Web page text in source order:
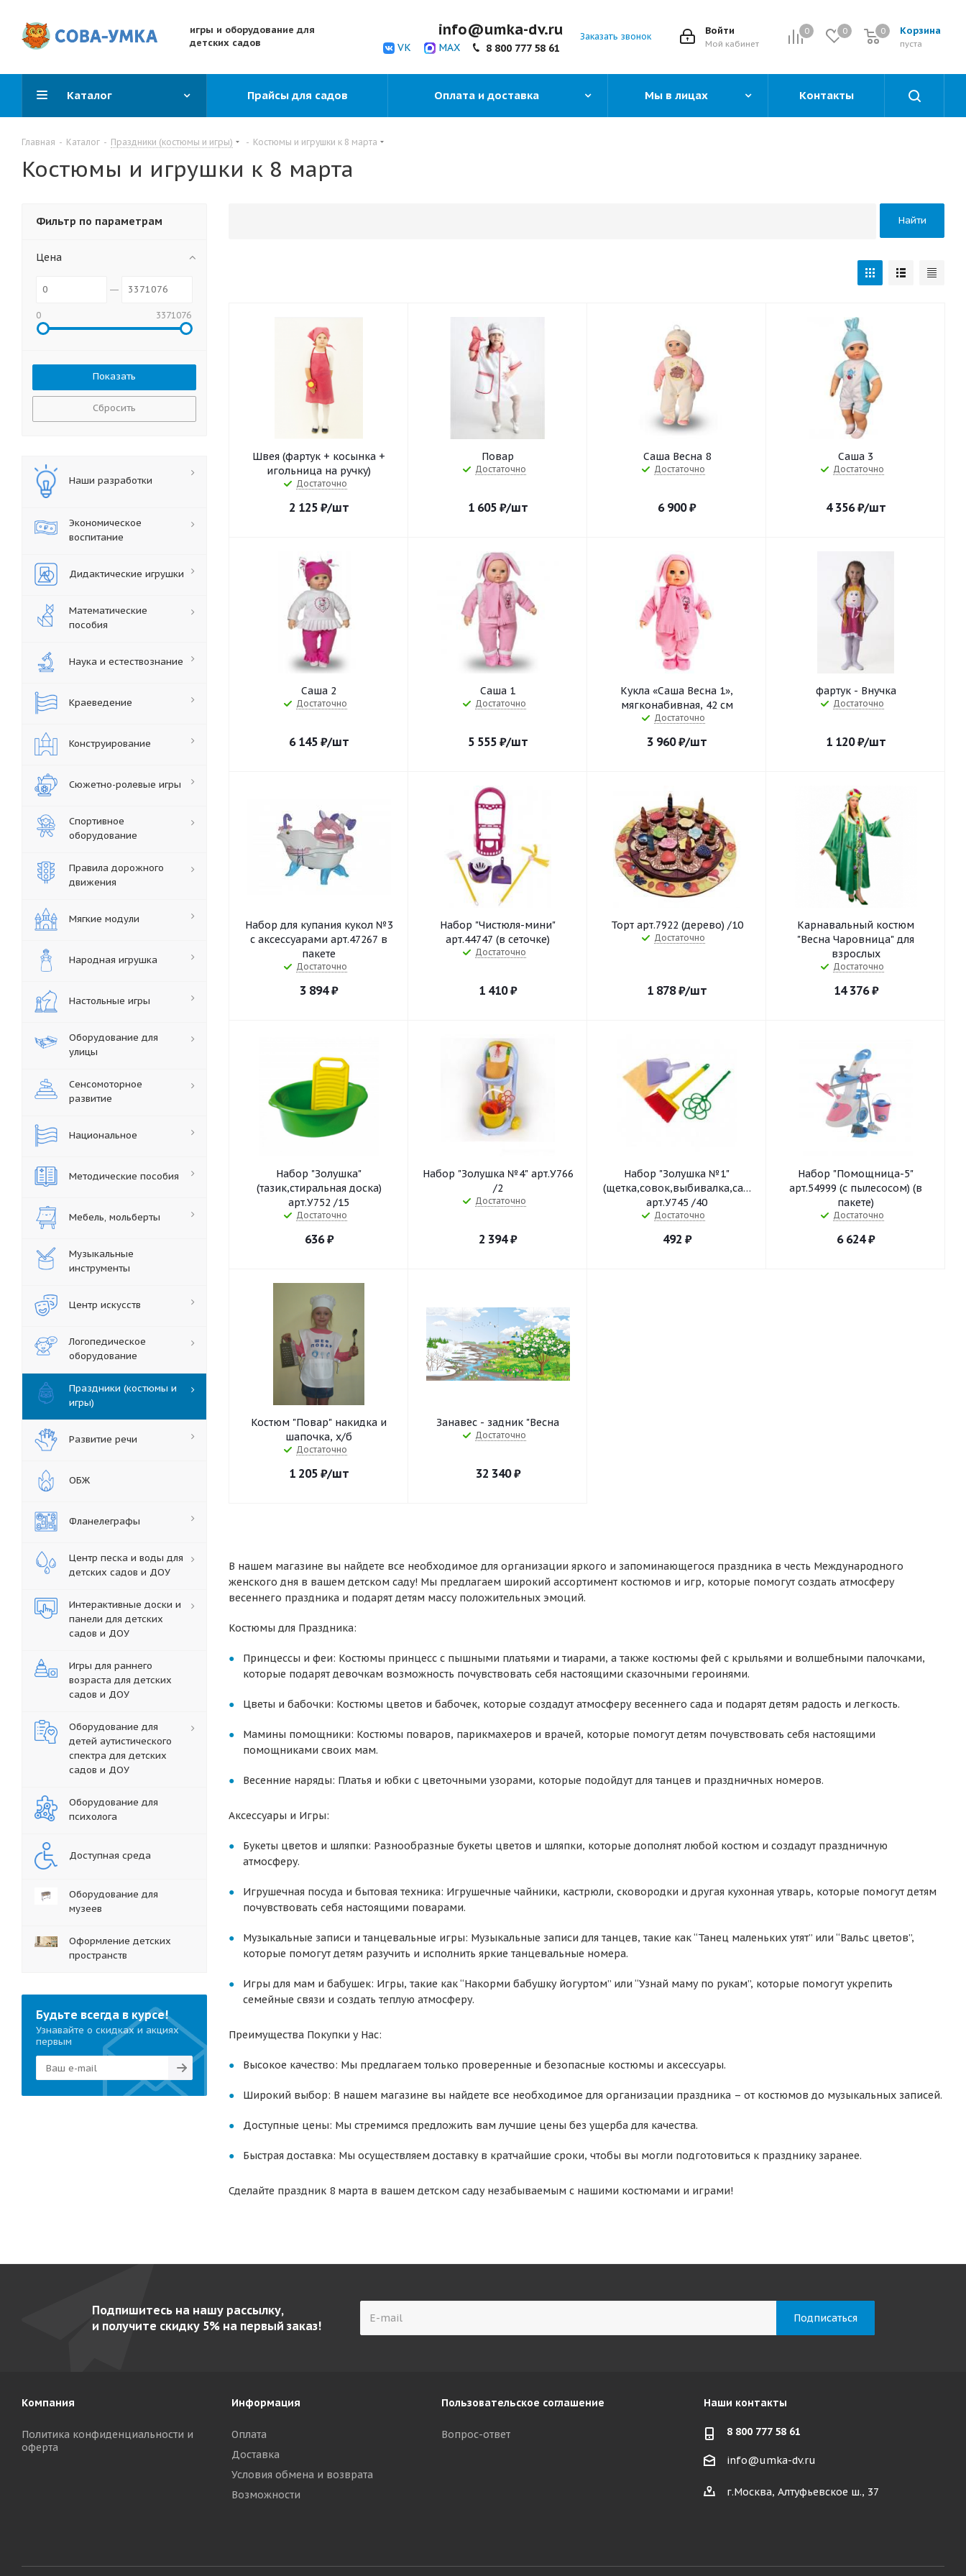
игры и оборудование для
детских садов
0 0 Корзина
0
пуста
0
Войти
Мой кабинет
VK MAX
info@umka-dv.ru
8 800 777 58 61
Заказать звонок
Каталог Прайсы для садов Оплата и доставка Мы в лицах Контакты
Главная - Каталог - Праздники (костюмы и игры) - Костюмы и игрушки к 8 марта
Костюмы и игрушки к 8 марта
Найти
Швея (фартук + косынка +
игольница на ручку)
Достаточно
2 125₽/шт
Повар
Достаточно
1 605₽/шт
Саша Весна 8
Достаточно
6 900₽
Саша 3
Достаточно
4 356₽/шт
Саша 2
Достаточно
6 145₽/шт
Саша 1
Достаточно
5 555₽/шт
Кукла «Саша Весна 1»,
мягконабивная, 42 см
Достаточно
3 960₽/шт
фартук - Внучка
Достаточно
1 120₽/шт
Набор для купания кукол №3
с аксессуарами арт.47267 в
пакете
Достаточно
3 894₽
Набор "Чистюля-мини"
арт.44747 (в сеточке)
Достаточно
1 410₽
Торт арт.7922 (дерево) /10
Достаточно
1 878₽/шт
Карнавальный костюм
"Весна Чаровница" для
взрослых
Достаточно
14 376₽
Набор "Золушка"
(тазик,стиральная доска)
арт.У752 /15
Достаточно
636₽
Набор "Золушка №4" арт.У766
/2
Достаточно
2 394₽
Набор "Золушка №1"
(щетка,совок,выбивалка,салфетка)
арт.У745 /40
Достаточно
492 ₽
Набор "Помощница-5"
арт.54999 (с пылесосом) (в
пакете)
Достаточно
6 624₽
Костюм "Повар" накидка и
шапочка, х/б
Достаточно
1 205₽/шт
Занавес - задник "Весна
Достаточно
32 340₽
В нашем магазине вы найдете все необходимое для организации яркого и запоминающегося праздника в честь Международного
женского дня в вашем детском саду! Мы предлагаем широкий ассортимент костюмов и игр, которые помогут создать атмосферу
весеннего праздника и подарят детям массу положительных эмоций.
Костюмы для Праздника:
Принцессы и феи: Костюмы принцесс с пышными платьями и тиарами, а также костюмы фей с крыльями и волшебными палочками,
которые подарят девочкам возможность почувствовать себя настоящими сказочными героинями.
Цветы и бабочки: Костюмы цветов и бабочек, которые создадут атмосферу весеннего сада и подарят детям радость и легкость.
Мамины помощники: Костюмы поваров, парикмахеров и врачей, которые помогут детям почувствовать себя настоящими
помощниками своих мам.
Весенние наряды: Платья и юбки с цветочными узорами, которые подойдут для танцев и праздничных номеров.
Аксессуары и Игры:
Букеты цветов и шляпки: Разнообразные букеты цветов и шляпки, которые дополнят любой костюм и создадут праздничную
атмосферу.
Игрушечная посуда и бытовая техника: Игрушечные чайники, кастрюли, сковородки и другая кухонная утварь, которые помогут детям
почувствовать себя настоящими поварами.
Музыкальные записи и танцевальные игры: Музыкальные записи для танцев, такие как “Танец маленьких утят” или “Вальс цветов”,
которые помогут детям разучить и исполнить яркие танцевальные номера.
Игры для мам и бабушек: Игры, такие как “Накорми бабушку йогуртом” или “Узнай маму по рукам”, которые помогут укрепить
семейные связи и создать теплую атмосферу.
Преимущества Покупки у Нас:
Высокое качество: Мы предлагаем только проверенные и безопасные костюмы и аксессуары.
Широкий выбор: В нашем магазине вы найдете все необходимое для организации праздника – от костюмов до музыкальных записей.
Доступные цены: Мы стремимся предложить вам лучшие цены без ущерба для качества.
Быстрая доставка: Мы осуществляем доставку в кратчайшие сроки, чтобы вы могли подготовиться к празднику заранее.
Сделайте праздник 8 марта в вашем детском саду незабываемым с нашими костюмами и играми!
Фильтр по параметрам
Цена
0 3371076
Сбросить
Наши разработки
Экономическое
воспитание
Дидактические игрушки
Математические
пособия
Наука и естествознание
Краеведение
Конструирование
Сюжетно-ролевые игры
Спортивное
оборудование
Правила дорожного
движения
Мягкие модули
Народная игрушка
Настольные игры
Оборудование для
улицы
Сенсомоторное
развитие
Национальное
Методические пособия
Мебель, мольберты
Музыкальные
инструменты
Центр искусств
Логопедическое
оборудование
Праздники (костюмы и
игры)
Развитие речи
ОБЖ
Фланелеграфы
Центр песка и воды для
детских садов и ДОУ
Интерактивные доски и
панели для детских
садов и ДОУ
Игры для раннего
возраста для детских
садов и ДОУ
Оборудование для
детей аутистического
спектра для детских
садов и ДОУ
Оборудование для
психолога
Доступная среда
Оборудование для
музеев
Оформление детских
пространств
Будьте всегда в курсе!
Узнавайте о скидках и акциях
первым
Подпишитесь на нашу рассылку,
и получите скидку 5% на первый заказ!
Компания
Политика конфиденциальности и
оферта
Информация
Оплата
Доставка
Условия обмена и возврата
Возможности
Пользовательское соглашение
Вопрос-ответ
Наши контакты
8 800 777 58 61
info@umka-dv.ru
г.Москва, Алтуфьевское ш., 37